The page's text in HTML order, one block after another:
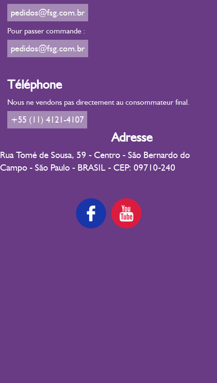
pedidos@fsg.com.br
Pour passer commande :
pedidos@fsg.com.br
Téléphone
Nous ne vendons pas directement au consommateur final.
+55 (11) 4121-4107
Adresse
Rua Tomé de Sousa, 59 - Centro - São Bernardo do
Campo - São Paulo - BRASIL - CEP: 09710-240